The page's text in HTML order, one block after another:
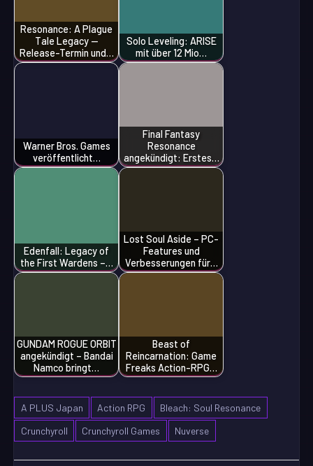
Resonance: A Plague
Tale Legacy —
Release-Termin und…
Solo Leveling: ARISE
mit über 12 Mio…
Warner Bros. Games
veröffentlicht…
Final Fantasy
Resonance
angekündigt: Erstes…
Edenfall: Legacy of
the First Wardens –…
Lost Soul Aside – PC-
Features und
Verbesserungen für…
GUNDAM ROGUE ORBIT
angekündigt – Bandai
Namco bringt…
Beast of
Reincarnation: Game
Freaks Action-RPG…
A PLUS Japan Action RPG
Bleach: Soul Resonance
Crunchyroll
Crunchyroll Games Nuverse